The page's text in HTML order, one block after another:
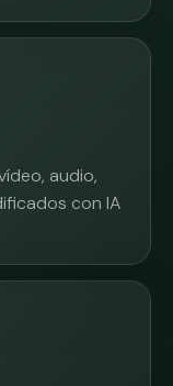
audio,
con IA